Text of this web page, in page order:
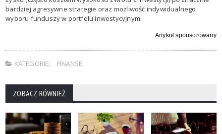
bardziej agresywne strategie oraz możliwość indywidualnego
wyboru funduszy w portfelu inwestycyjnym.
Artykuł sponsorowany
KATEGORIE: FINANSE,
ZOBACZ RÓWNIEŻ